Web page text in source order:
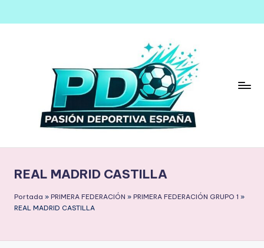
Saltar
REAL MADRID CASTILLA
Portada » PRIMERA FEDERACIÓN » PRIMERA FEDERACIÓN GRUPO 1 »
REAL MADRID CASTILLA